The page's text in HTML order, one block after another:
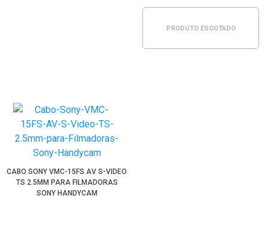
PRODUTO ESGOTADO
CABO SONY VMC-15FS AV S-VIDEO
TS 2.5MM PARA FILMADORAS
SONY HANDYCAM